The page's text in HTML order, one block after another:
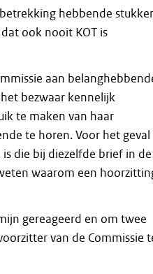
hebbende
ook nooit KOT is
aan
bezwaar kennelijk
te maken van haar
te horen. Voor het geval
die bij diezelfde brief in de
waarom een
gereageerd en om twee
van de Commissie